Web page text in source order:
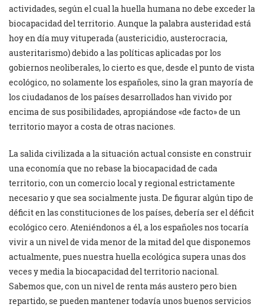
actividades, según el cual la huella humana no debe exceder la
biocapacidad del territorio. Aunque la palabra austeridad está
hoy en día muy vituperada (austericidio, austerocracia,
austeritarismo) debido a las políticas aplicadas por los
gobiernos neoliberales, lo cierto es que, desde el punto de vista
ecológico, no solamente los españoles, sino la gran mayoría de
los ciudadanos de los países desarrollados han vivido por
encima de sus posibilidades, apropiándose «de facto» de un
territorio mayor a costa de otras naciones.
La salida civilizada a la situación actual consiste en construir
una economía que no rebase la biocapacidad de cada
territorio, con un comercio local y regional estrictamente
necesario y que sea socialmente justa. De figurar algún tipo de
déficit en las constituciones de los países, debería ser el déficit
ecológico cero. Ateniéndonos a él, a los españoles nos tocaría
vivir a un nivel de vida menor de la mitad del que disponemos
actualmente, pues nuestra huella ecológica supera unas dos
veces y media la biocapacidad del territorio nacional.
Sabemos que, con un nivel de renta más austero pero bien
repartido, se pueden mantener todavía unos buenos servicios